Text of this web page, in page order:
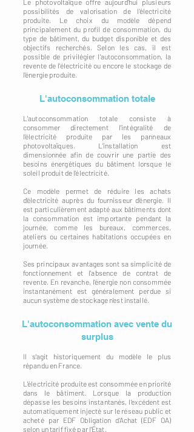
Le photovoltaïque offre aujourd'hui plusieurs
possibilités de valorisation de l'électricité
produite. Le choix du modèle dépend
principalement du profil de consommation, du
type de bâtiment, du budget disponible et des
objectifs recherchés. Selon les cas, il est
possible de privilégier l'autoconsommation, la
revente de l'électricité ou encore le stockage de
l'énergie produite.
L'autoconsommation totale
L'autoconsommation totale consiste à
consommer directement l'intégralité de
l'électricité produite par les panneaux
photovoltaïques. L'installation est
dimensionnée afin de couvrir une partie des
besoins énergétiques du bâtiment lorsque le
soleil produit de l'électricité.
Ce modèle permet de réduire les achats
d'électricité auprès du fournisseur d'énergie. Il
est particulièrement adapté aux bâtiments dont
la consommation est importante pendant la
journée, comme les bureaux, commerces,
ateliers ou certaines habitations occupées en
journée.
Ses principaux avantages sont sa simplicité de
fonctionnement et l'absence de contrat de
revente. En revanche, l'énergie non consommée
instantanément est généralement perdue si
aucun système de stockage n'est installé.
L'autoconsommation avec vente du
surplus
Il s'agit historiquement du modèle le plus
répandu en France.
L'électricité produite est consommée en priorité
dans le bâtiment. Lorsque la production
dépasse les besoins instantanés, l'excédent est
automatiquement injecté sur le réseau public et
acheté par EDF Obligation d'Achat (EDF OA)
selon un tarif fixé par l'État.